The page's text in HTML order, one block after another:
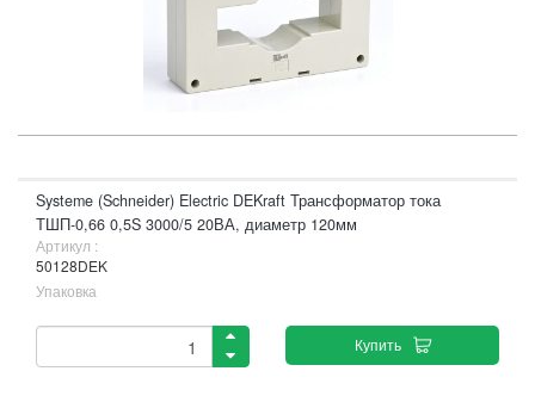
Systeme (Schneider) Electric DEKraft Трансформатор тока
ТШП-0,66 0,5S 3000/5 20ВА, диаметр 120мм
Артикул :
50128DEK
Упаковка
Купить